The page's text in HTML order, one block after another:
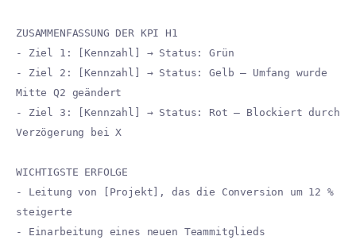
ZUSAMMENFASSUNG DER KPI H1
- Ziel 1: [Kennzahl] → Status: Grün
- Ziel 2: [Kennzahl] → Status: Gelb – Umfang wurde
Mitte Q2 geändert
- Ziel 3: [Kennzahl] → Status: Rot – Blockiert durch
Verzögerung bei X
WICHTIGSTE ERFOLGE
- Leitung von [Projekt], das die Conversion um 12 %
steigerte
- Einarbeitung eines neuen Teammitglieds